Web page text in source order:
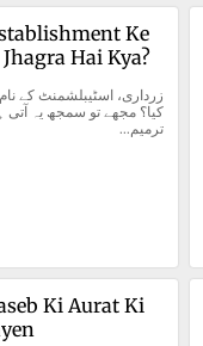
Ke
Hai Kya?
ترمیم...
Ki Aurat Ki